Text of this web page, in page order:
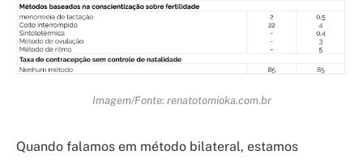
Imagem/Fonte: renatotomioka.com.br
Quando falamos em método bilateral, estamos